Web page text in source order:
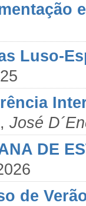
Luso-
, José
DE
de